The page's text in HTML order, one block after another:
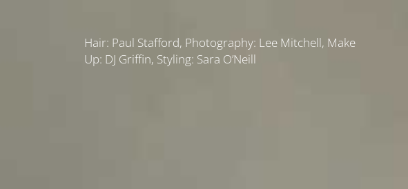
Hair: Paul Stafford, Photography: Lee Mitchell, Make
Up: DJ Griffin, Styling: Sara O’Neill